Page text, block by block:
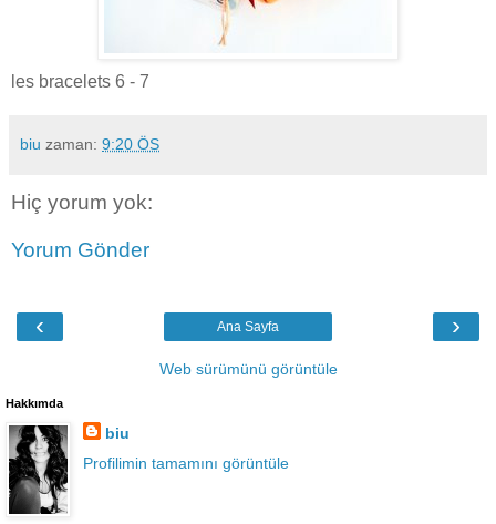
les bracelets 6 - 7
biu zaman: 9:20 ÖS
Hiç yorum yok:
Yorum Gönder
‹ ›
Ana Sayfa
Web sürümünü görüntüle
Hakkımda
biu
Profilimin tamamını görüntüle